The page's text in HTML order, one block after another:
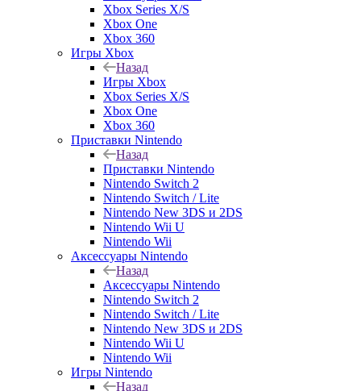
Xbox Series X/S
Xbox One
Xbox 360
Игры Xbox
Назад
Игры Xbox
Xbox Series X/S
Xbox One
Xbox 360
Приставки Nintendo
Назад
Приставки Nintendo
Nintendo Switch 2
Nintendo Switch / Lite
Nintendo New 3DS и 2DS
Nintendo Wii U
Nintendo Wii
Аксессуары Nintendo
Назад
Аксессуары Nintendo
Nintendo Switch 2
Nintendo Switch / Lite
Nintendo New 3DS и 2DS
Nintendo Wii U
Nintendo Wii
Игры Nintendo
Назад